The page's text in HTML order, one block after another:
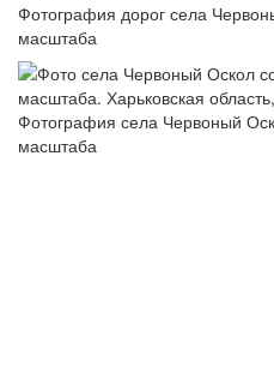
Фотография дорог села
масштаба
Фотография села Червоный
масштаба